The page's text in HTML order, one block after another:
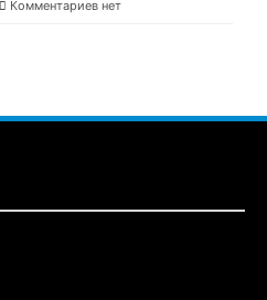
Комментариев нет